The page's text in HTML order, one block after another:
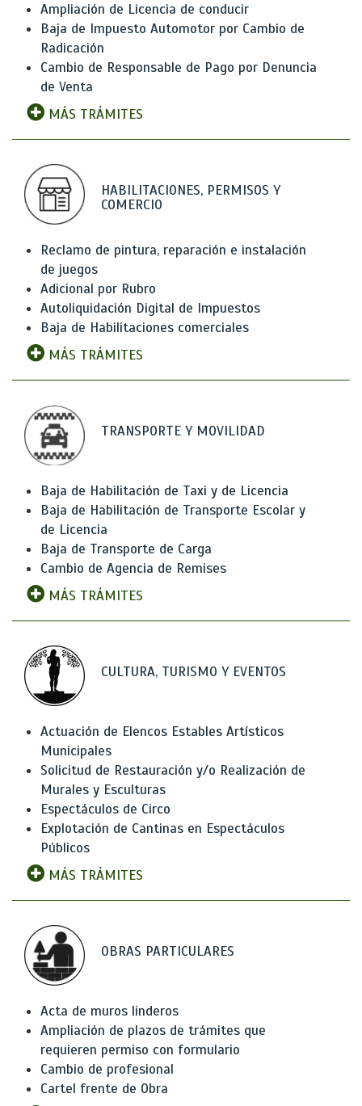
Ampliación de Licencia de conducir
Baja de Impuesto Automotor por Cambio de
Radicación
Cambio de Responsable de Pago por Denuncia
de Venta
MÁS TRÁMITES
HABILITACIONES, PERMISOS Y
COMERCIO
Reclamo de pintura, reparación e instalación
de juegos
Adicional por Rubro
Autoliquidación Digital de Impuestos
Baja de Habilitaciones comerciales
MÁS TRÁMITES
TRANSPORTE Y MOVILIDAD
Baja de Habilitación de Taxi y de Licencia
Baja de Habilitación de Transporte Escolar y
de Licencia
Baja de Transporte de Carga
Cambio de Agencia de Remises
MÁS TRÁMITES
CULTURA, TURISMO Y EVENTOS
Actuación de Elencos Estables Artísticos
Municipales
Solicitud de Restauración y/o Realización de
Murales y Esculturas
Espectáculos de Circo
Explotación de Cantinas en Espectáculos
Públicos
MÁS TRÁMITES
OBRAS PARTICULARES
Acta de muros linderos
Ampliación de plazos de trámites que
requieren permiso con formulario
Cambio de profesional
Cartel frente de Obra